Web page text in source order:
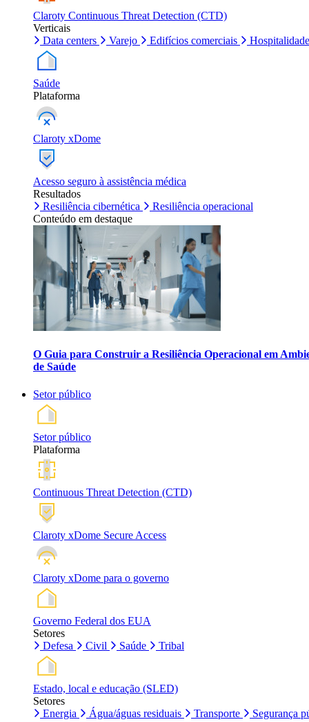
Claroty Continuous Threat Detection (CTD)
Verticais
Data centers
Varejo Edifícios comerciais Hospitalidade
Saúde
Plataforma
Claroty xDome
Acesso seguro à assistência médica
Resultados
Resiliência cibernética
Resiliência operacional
Conteúdo em destaque
O Guia para Construir a Resiliência Operacional em
de Saúde
Setor público
Setor público
Plataforma
Continuous Threat Detection (CTD)
Claroty xDome Secure Access
Claroty xDome para o governo
Governo Federal dos EUA
Setores
Defesa
Civil Saúde Tribal
Estado, local e educação (SLED)
Setores
Energia
Água/águas residuais Transporte Segurança